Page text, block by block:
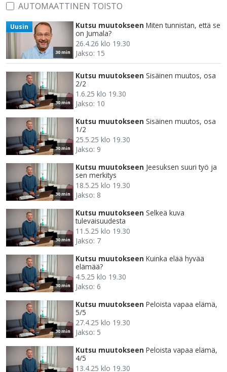
AUTOMAATTINEN TOISTO
30 min
Uusin Kutsu muutokseen Miten tunnistan, että se
on Jumala?
26.4.26 klo 19.30
Jakso: 15
30 min
Kutsu muutokseen Sisäinen muutos, osa
2/2
1.6.25 klo 19.30
Jakso: 10
30 min
Kutsu muutokseen Sisäinen muutos, osa
1/2
25.5.25 klo 19.30
Jakso: 9
30 min
Kutsu muutokseen Jeesuksen suuri työ ja
sen merkitys
18.5.25 klo 19.30
Jakso: 8
30 min
Kutsu muutokseen Selkeä kuva
tulevaisuudesta
11.5.25 klo 19.30
Jakso: 7
30 min
Kutsu muutokseen Kuinka elää hyvää
elämää?
4.5.25 klo 19.30
Jakso: 6
30 min
Kutsu muutokseen Peloista vapaa elämä,
5/5
27.4.25 klo 19.30
Jakso: 5
Kutsu muutokseen Peloista vapaa elämä,
4/5
13.4.25 klo 19.30